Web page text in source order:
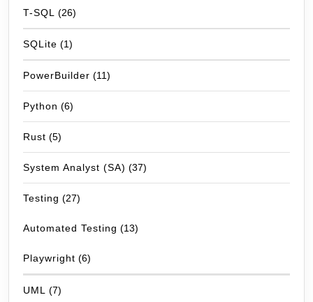
T-SQL (26)
SQLite (1)
PowerBuilder (11)
Python (6)
Rust (5)
System Analyst (SA) (37)
Testing (27)
Automated Testing (13)
Playwright (6)
UML (7)